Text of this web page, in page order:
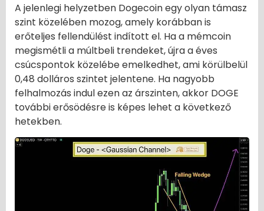
A jelenlegi helyzetben Dogecoin egy olyan támasz
szint közelében mozog, amely korábban is
erőteljes fellendülést indított el. Ha a mémcoin
megismétli a múltbeli trendeket, újra a éves
csúcspontok közelébe emelkedhet, ami körülbelül
0,48 dolláros szintet jelentene. Ha nagyobb
felhalmozás indul ezen az árszinten, akkor DOGE
további erősödésre is képes lehet a következő
hetekben.